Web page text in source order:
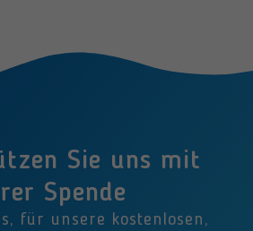
Sie uns mit
Spende
für unsere kostenlosen,